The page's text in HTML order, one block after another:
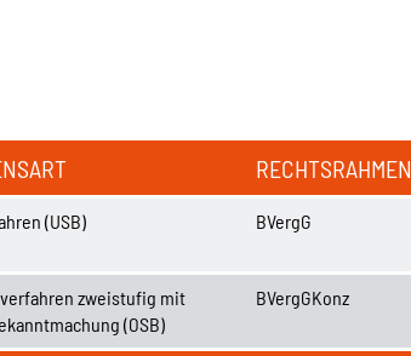
RECHTSRAHMEN
(USB) BVergG
zweistufig mit
(OSB)
BVergGKonz